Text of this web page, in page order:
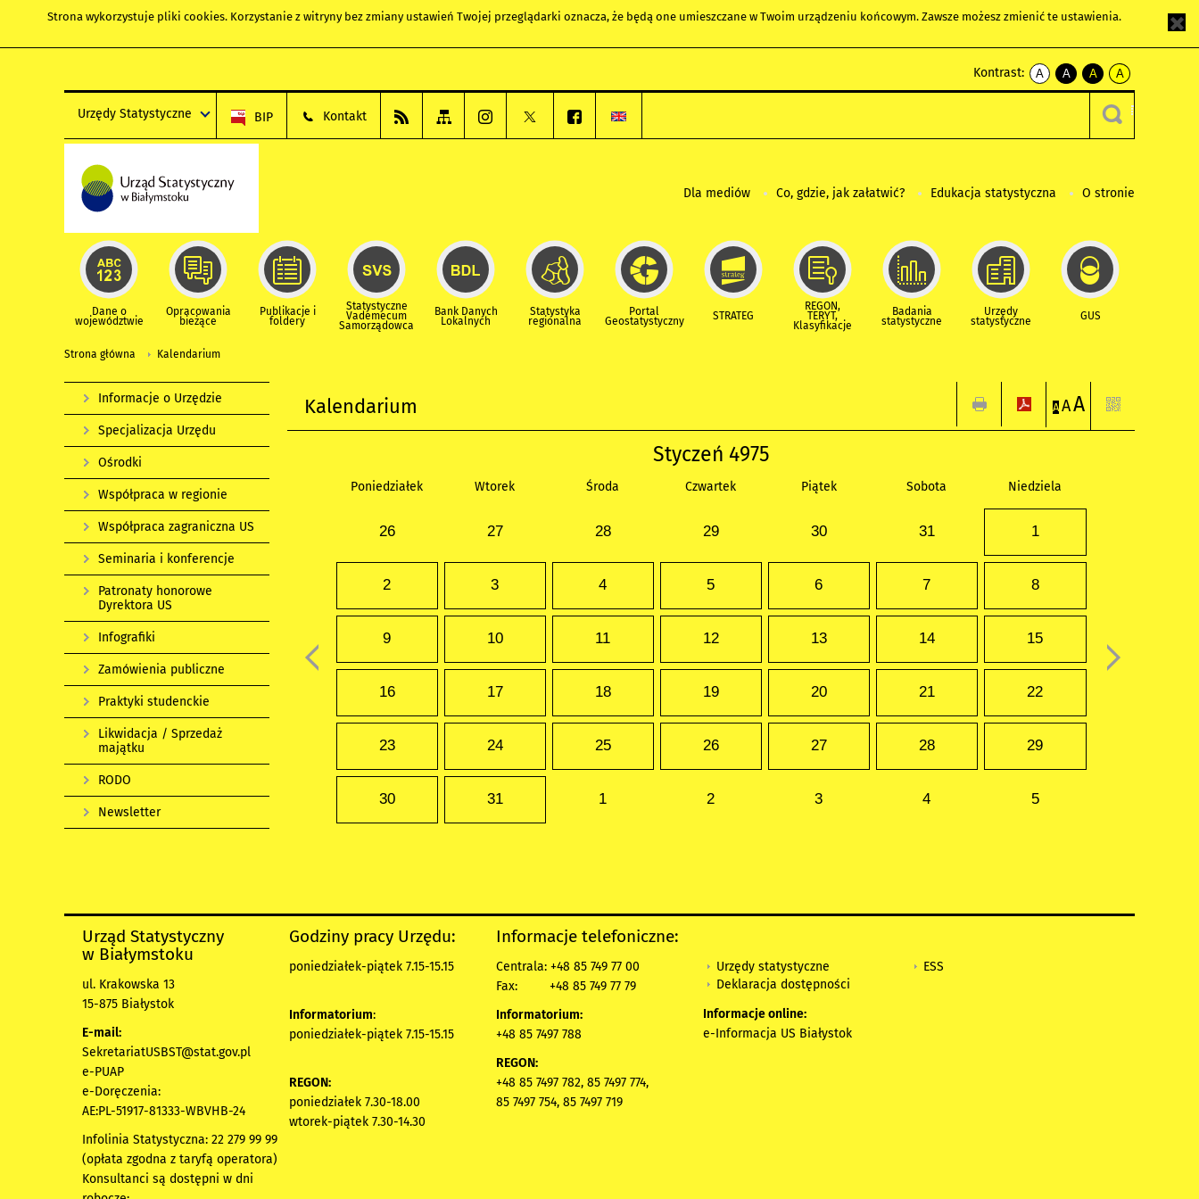
Strona wykorzystuje pliki cookies. Korzystanie z witryny bez zmiany ustawień Twojej przeglądarki oznacza, że będą one umieszczane w Twoim urządzeniu końcowym. Zawsze możesz zmienić te ustawienia.
Kontrast:
A
kontrast
A
kontrast
czarnym
A
kontrast
żółty
tekst
czarnym
A
kontrast
czarny
tekst
żółtym
Urzędy Statystyczne BIP Kontakt
Dla mediów Co, gdzie, jak załatwić? Edukacja statystyczna O stronie
Dane o
województwie
Opracowania
bieżące
Publikacje i
foldery
Statystyczne
Vademecum
Samorządowca
Bank Danych
Lokalnych
Statystyka
regionalna
Portal
Geostatystyczny STRATEG
REGON,
TERYT,
Klasyfikacje
Badania
statystyczne
Urzędy
statystyczne GUS
Strona główna Kalendarium
Kalendarium A AA
Styczeń 4975
Poniedziałek Wtorek Środa Czwartek Piątek Sobota Niedziela
26 27 28 29 30 31 1
2 3 4 5 6 7 8
9 10 11 12 13 14 15
16 17 18 19 20 21 22
23 24 25 26 27 28 29
30 31 1 2 3 4 5
Informacje o Urzędzie
Specjalizacja Urzędu
Ośrodki
Współpraca w regionie
Współpraca zagraniczna US
Seminaria i konferencje
Patronaty honorowe
Dyrektora US
Infografiki
Zamówienia publiczne
Praktyki studenckie
Likwidacja / Sprzedaż
majątku
RODO
Newsletter
Urząd Statystyczny
w Białymstoku
ul. Krakowska 13
15-875 Białystok
E-mail:
SekretariatUSBST@stat.gov.pl
e-PUAP
e-Doręczenia:
AE:PL-51917-81333-WBVHB-24
Infolinia Statystyczna: 22 279 99 99
(opłata zgodna z taryfą operatora)
Konsultanci są dostępni w dni
Godziny pracy Urzędu:
poniedziałek-piątek 7.15-15.15
Informatorium:
poniedziałek-piątek 7.15-15.15
REGON:
poniedziałek 7.30-18.00
wtorek-piątek 7.30-14.30
Informacje telefoniczne:
Centrala: +48 85 749 77 00
Fax:
+48 85 749 77 79
Informatorium:
+48 85 7497 788
REGON:
+48 85 7497 782, 85 7497 774,
85 7497 754, 85 7497 719
Urzędy statystyczne
Deklaracja dostępności
Informacje online:
e-Informacja US Białystok
ESS